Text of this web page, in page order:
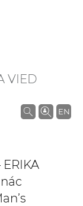
VIED
EN
V
a